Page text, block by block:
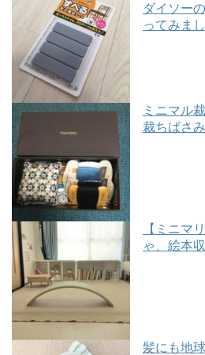
ダイソー
ってみまし
ミニマル
裁ちばさ
【ミニマ
ゃ、絵本
髪にも地